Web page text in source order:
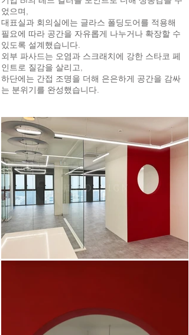
었으며,
대표실과 회의실에는 글라스 폴딩도어를 적용해
필요에 따라 공간을 자유롭게 나누거나 확장할 수
있도록 설계했습니다.
외부 파사드는 오염과 스크래치에 강한 스타코 페
인트로 질감을 살리고,
하단에는 간접 조명을 더해 은은하게 공간을 감싸
는 분위기를 완성했습니다.